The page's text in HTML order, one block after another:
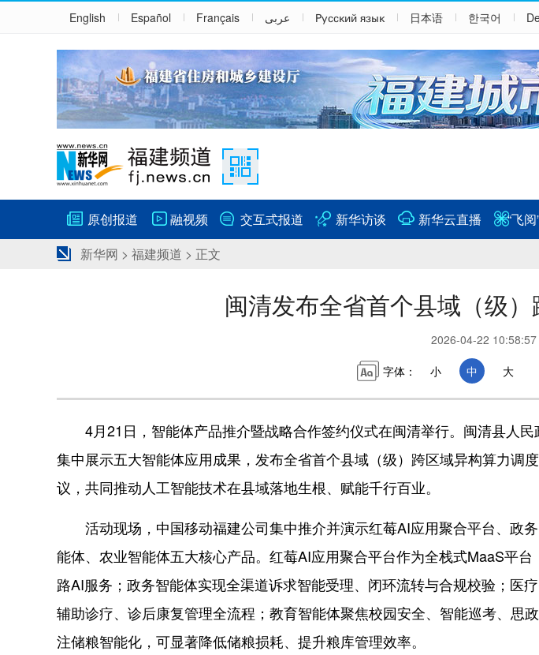
English Español Français عربى Русский язык 日本语 한국어
原创报道 融视频 交互式报道 新华访谈 新华云直播 “飞
新华网 > 福建频道 > 正文
闽清发布全省首个县域（级
2026-04-22
字体：
小 中 大
4月21日，智能体产品推介暨战略合作签约仪式在闽清举行。闽清县人民
集中展示五大智能体应用成果，发布全省首个县域（级）跨区域异构算力调
议，共同推动人工智能技术在县域落地生根、赋能千行百业。
活动现场，中国移动福建公司集中推介并演示红莓AI应用聚合平台、政
能体、农业智能体五大核心产品。红莓AI应用聚合平台作为全栈式MaaS平
路AI服务；政务智能体实现全渠道诉求智能受理、闭环流转与合规校验；医
辅助诊疗、诊后康复管理全流程；教育智能体聚焦校园安全、智能巡考、思
注储粮智能化，可显著降低储粮损耗、提升粮库管理效率。